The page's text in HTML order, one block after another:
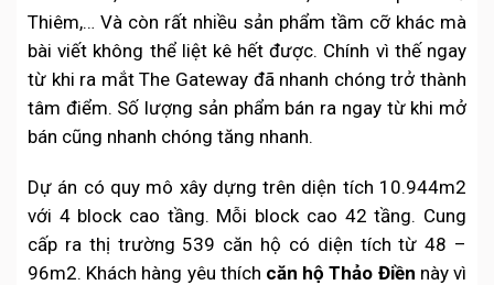
Thiêm,… Và còn rất nhiều sản phẩm tầm cỡ khác mà
bài viết không thể liệt kê hết được. Chính vì thế ngay
từ khi ra mắt The Gateway đã nhanh chóng trở thành
tâm điểm. Số lượng sản phẩm bán ra ngay từ khi mở
bán cũng nhanh chóng tăng nhanh.
Dự án có quy mô xây dựng trên diện tích 10.944m2
với 4 block cao tầng. Mỗi block cao 42 tầng. Cung
cấp ra thị trường 539 căn hộ có diện tích từ 48 –
96m2. Khách hàng yêu thích căn hộ Thảo Điền này vì